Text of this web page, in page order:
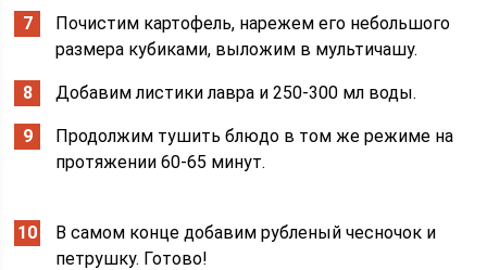
Почистим картофель, нарежем его небольшого
размера кубиками, выложим в мультичашу.
Добавим листики лавра и 250-300 мл воды.
Продолжим тушить блюдо в том же режиме на
протяжении 60-65 минут.
В самом конце добавим рубленый чесночок и
петрушку. Готово!